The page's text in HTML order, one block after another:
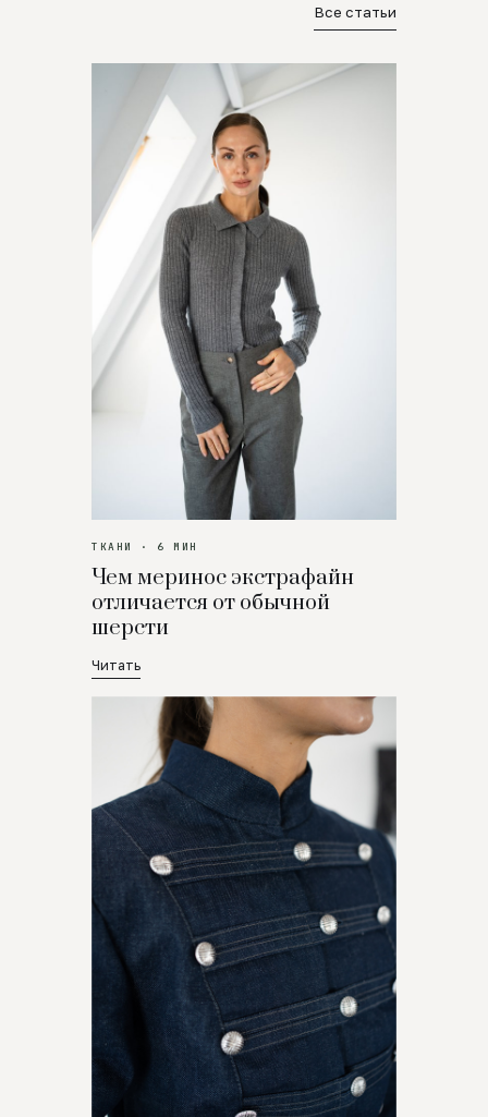
Все статьи
ТКАНИ · 6 МИН
Чем меринос экстрафайн
отличается от обычной
шерсти
Читать